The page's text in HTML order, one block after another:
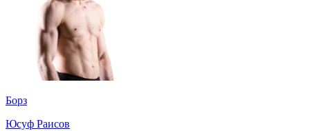
Борз
Юсуф Раисов